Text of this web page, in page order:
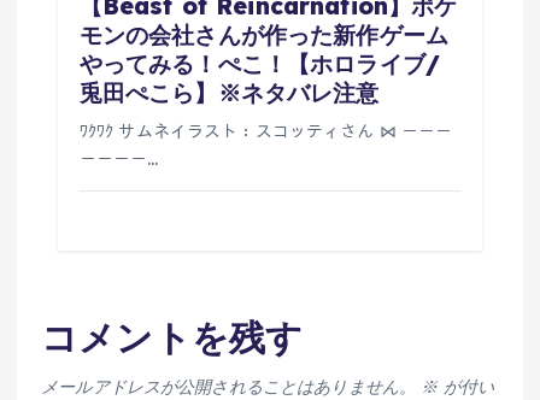
【Beast of Reincarnation】ポケ
モンの会社さんが作った新作ゲーム
やってみる！ぺこ！【ホロライブ/
兎田ぺこら】※ネタバレ注意
ﾜｸﾜｸ サムネイラスト：スコッティさん ⋈ －－－
－－－－…
コメントを残す
メールアドレスが公開されることはありません。 ※が付い